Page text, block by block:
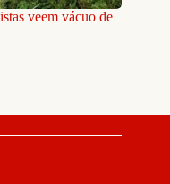
veem vácuo de